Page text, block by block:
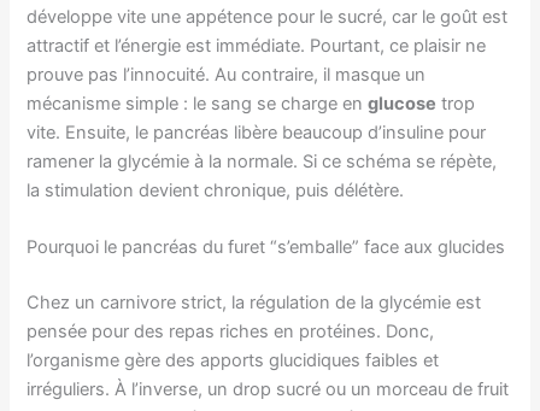
développe vite une appétence pour le sucré, car le goût est
attractif et l’énergie est immédiate. Pourtant, ce plaisir ne
prouve pas l’innocuité. Au contraire, il masque un
mécanisme simple : le sang se charge englucose trop
vite. Ensuite, le pancréas libère beaucoup d’insuline pour
ramener la glycémie à la normale. Si ce schéma se répète,
la stimulation devient chronique, puis délétère.
Pourquoi le pancréas du furet “s’emballe” face aux glucides
Chez un carnivore strict, la régulation de la glycémie est
pensée pour des repas riches en protéines. Donc,
l’organisme gère des apports glucidiques faibles et
irréguliers. À l’inverse, un drop sucré ou un morceau de fruit